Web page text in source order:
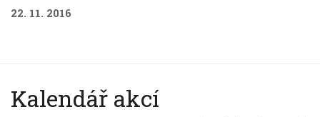
22. 11. 2016
Kalendář akcí